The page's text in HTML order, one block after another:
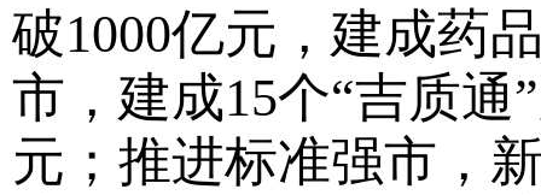
破1000亿元，建成药
市，建成15个“吉质通
元；推进标准强市，